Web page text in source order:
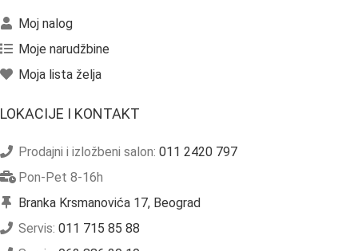
Moj nalog
Moje narudžbine
Moja lista želja
LOKACIJE I KONTAKT
Prodajni i izložbeni salon: 011 2420 797
Pon-Pet 8-16h
Branka Krsmanovića 17, Beograd
Servis: 011 715 85 88